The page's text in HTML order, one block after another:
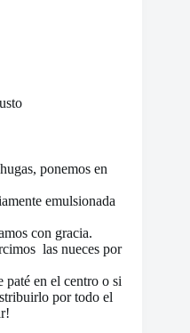
ponemos en
emulsionada
con gracia.
las nueces por
paté en el centro o si
por todo el